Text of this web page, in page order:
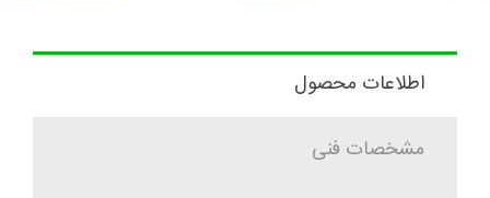
اطلاعات محصول
مشخصات فنی